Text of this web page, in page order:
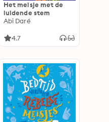
Het meisje met de
luidende stem
Abi Daré
4.7